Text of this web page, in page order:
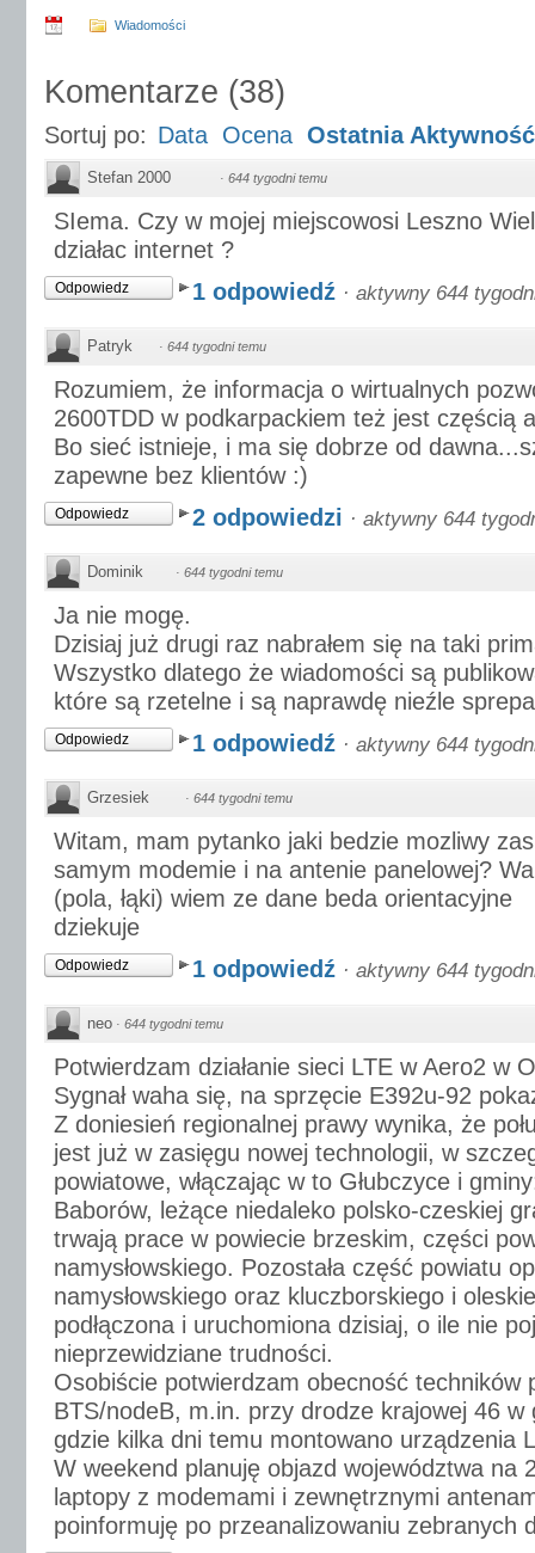
Wiadomości
Komentarze (38)
Sortuj po: Data Ocena Ostatnia Aktywność
Stefan 2000 · 644 tygodni temu
SIema. Czy w mojej miejscowosi Leszno
działac internet ?
Odpowiedz 1 odpowiedź · aktywny 644
Patryk · 644 tygodni temu
Rozumiem, że informacja o wirtualnych
2600TDD w podkarpackiem też jest częścią
Bo sieć istnieje, i ma się dobrze od
zapewne bez klientów :)
Odpowiedz 2 odpowiedzi · aktywny 644
Dominik · 644 tygodni temu
Ja nie mogę.
Dzisiaj już drugi raz nabrałem się na taki
Wszystko dlatego że wiadomości są
które są rzetelne i są naprawdę nieźle
Odpowiedz 1 odpowiedź · aktywny 644
Grzesiek · 644 tygodni temu
Witam, mam pytanko jaki bedzie mozliwy
samym modemie i na antenie panelowej?
(pola, łąki) wiem ze dane beda orientacyjne
dziekuje
Odpowiedz 1 odpowiedź · aktywny 644
neo · 644 tygodni temu
Potwierdzam działanie sieci LTE w Aero2 w
Sygnał waha się, na sprzęcie E392u-92
Z doniesień regionalnej prawy wynika, że
jest już w zasięgu nowej technologii, w
powiatowe, włączając w to Głubczyce i
Baborów, leżące niedaleko polsko-czeskiej
trwają prace w powiecie brzeskim, części
namysłowskiego. Pozostała część powiatu
namysłowskiego oraz kluczborskiego i
podłączona i uruchomiona dzisiaj, o ile nie
nieprzewidziane trudności.
Osobiście potwierdzam obecność techników
BTS/nodeB, m.in. przy drodze krajowej 46 w
gdzie kilka dni temu montowano urządzenia
W weekend planuję objazd województwa na
laptopy z modemami i zewnętrznymi
poinformuję po przeanalizowaniu zebranych